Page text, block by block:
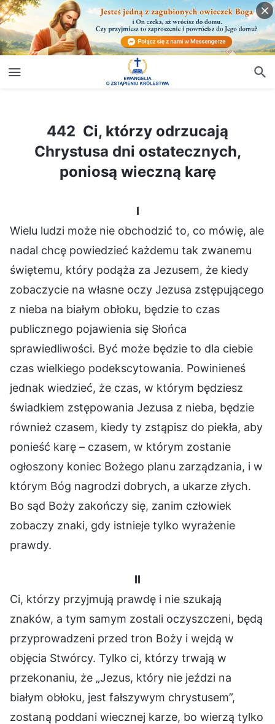
442 Ci, którzy odrzucają
Chrystusa dni ostatecznych,
poniosą wieczną karę
I
Wielu ludzi może nie obchodzić to, co mówię, ale
nadal chcę powiedzieć każdemu tak zwanemu
świętemu, który podąża za Jezusem, że kiedy
zobaczycie na własne oczy Jezusa zstępującego
z nieba na białym obłoku, będzie to czas
publicznego pojawienia się Słońca
sprawiedliwości. Być może będzie to dla ciebie
czas wielkiego podekscytowania. Powinieneś
jednak wiedzieć, że czas, w którym będziesz
świadkiem zstępowania Jezusa z nieba, będzie
również czasem, kiedy ty zstąpisz do piekła, aby
ponieść karę – czasem, w którym zostanie
ogłoszony koniec Bożego planu zarządzania, i w
którym Bóg nagrodzi dobrych, a ukarze złych.
Bo sąd Boży zakończy się, zanim człowiek
zobaczy znaki, gdy istnieje tylko wyrażenie
prawdy.
II
Ci, którzy przyjmują prawdę i nie szukają
znaków, a tym samym zostali oczyszczeni, będą
przyprowadzeni przed tron Boży i wejdą w
objęcia Stwórcy. Tylko ci, którzy trwają w
przekonaniu, że „Jezus, który nie jeździ na
białym obłoku, jest fałszywym chrystusem”,
zostaną poddani wiecznej karze, bo wierzą tylko